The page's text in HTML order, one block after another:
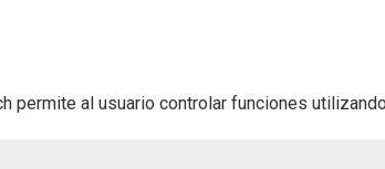
permite al usuario controlar funciones